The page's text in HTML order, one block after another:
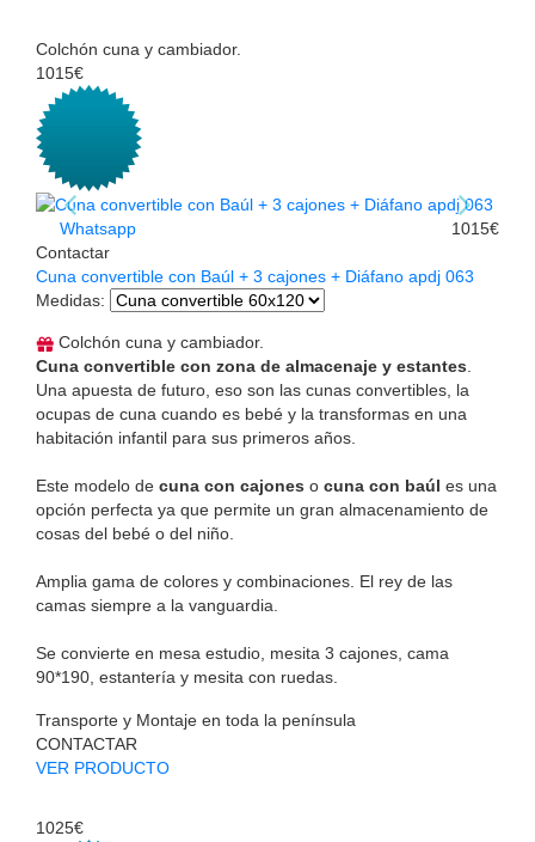
Colchón cuna y cambiador.
1015€
Whatsapp
Contactar
1015€
Cuna convertible con Baúl + 3 cajones + Diáfano apdj 063
Medidas:
Colchón cuna y cambiador.
Cuna convertible con zona de almacenaje y estantes.
Una apuesta de futuro, eso son las cunas convertibles, la
ocupas de cuna cuando es bebé y la transformas en una
habitación infantil para sus primeros años.
Este modelo de cuna con cajones o cuna con baúl es una
opción perfecta ya que permite un gran almacenamiento de
cosas del bebé o del niño.
Amplia gama de colores y combinaciones. El rey de las
camas siempre a la vanguardia.
Se convierte en mesa estudio, mesita 3 cajones, cama
90*190, estantería y mesita con ruedas.
Transporte y Montaje en toda la península
CONTACTAR
VER PRODUCTO
1025€